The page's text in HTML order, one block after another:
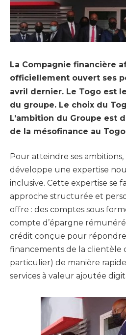
La Compagnie financière
officiellement ouvert ses
avril dernier. Le Togo est
du groupe. Le choix du
L’ambition du Groupe est
de la mésofinance au
Pour atteindre ses
développe une expertise
inclusive. Cette expertise se
approche structurée et
offre : des comptes sous
compte d’épargne
crédit conçue pour répondre
financements de la clientèle
particulier) de manière
services à valeur ajoutée